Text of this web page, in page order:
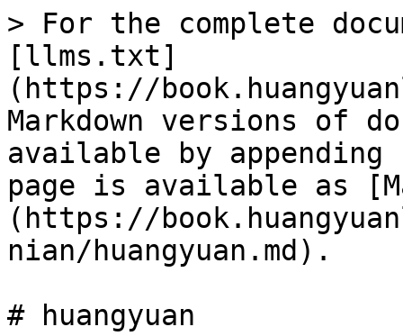
> For the complete
[llms.txt]
(https://
Markdown versions of
available by
page is available as
(https://
nian/huangyuan.md).
# huangyuan